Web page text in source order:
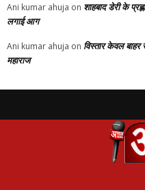
Ani kumar ahuja on शाहबाद डेरी के
लगाई आग
Ani kumar ahuja on विस्तार केवल बाहर
महाराज